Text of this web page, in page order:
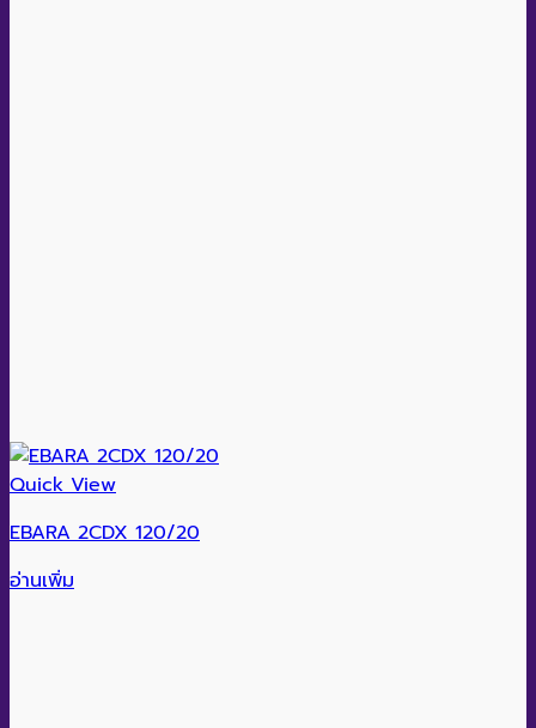
Quick View
EBARA 2CDX 120/20
อ่านเพิ่ม